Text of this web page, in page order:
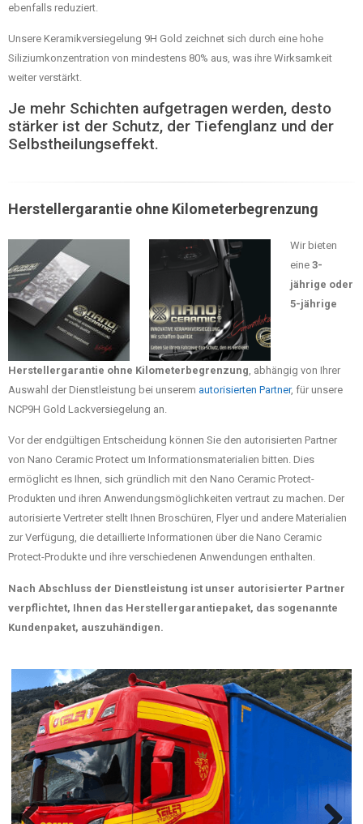
ebenfalls reduziert.
Unsere Keramikversiegelung 9H Gold zeichnet sich durch eine hohe
Siliziumkonzentration von mindestens 80% aus, was ihre Wirksamkeit
weiter verstärkt.
Je mehr Schichten aufgetragen werden, desto
stärker ist der Schutz, der Tiefenglanz und der
Selbstheilungseffekt.
Herstellergarantie ohne Kilometerbegrenzung
Wir bieten
eine 3-
jährige oder
5-jährige
Herstellergarantie ohne Kilometerbegrenzung , abhängig von Ihrer
Auswahl der Dienstleistung bei unserem autorisierten Partner, für unsere
NCP9H Gold Lackversiegelung an.
Vor der endgültigen Entscheidung können Sie den autorisierten Partner
von Nano Ceramic Protect um Informationsmaterialien bitten. Dies
ermöglicht es Ihnen, sich gründlich mit den Nano Ceramic Protect-
Produkten und ihren Anwendungsmöglichkeiten vertraut zu machen. Der
autorisierte Vertreter stellt Ihnen Broschüren, Flyer und andere Materialien
zur Verfügung, die detaillierte Informationen über die Nano Ceramic
Protect-Produkte und ihre verschiedenen Anwendungen enthalten.
Nach Abschluss der Dienstleistung ist unser autorisierter Partner
verpflichtet, Ihnen das Herstellergarantiepaket, das sogenannte
Kundenpaket, auszuhändigen.